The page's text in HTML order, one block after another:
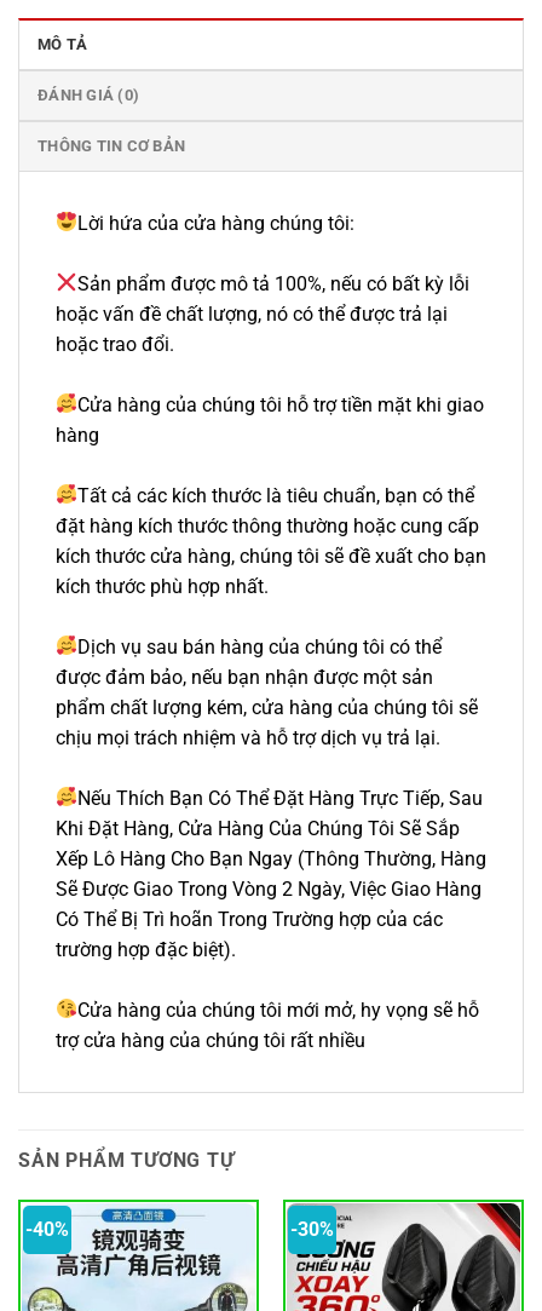
MÔ TẢ
ĐÁNH GIÁ (0)
THÔNG TIN CƠ BẢN
Lời hứa của cửa hàng chúng tôi:
Sản phẩm được mô tả 100%, nếu có bất kỳ lỗi
hoặc vấn đề chất lượng, nó có thể được trả lại
hoặc trao đổi.
Cửa hàng của chúng tôi hỗ trợ tiền mặt khi giao
hàng
Tất cả các kích thước là tiêu chuẩn, bạn có thể
đặt hàng kích thước thông thường hoặc cung cấp
kích thước cửa hàng, chúng tôi sẽ đề xuất cho bạn
kích thước phù hợp nhất.
Dịch vụ sau bán hàng của chúng tôi có thể
được đảm bảo, nếu bạn nhận được một sản
phẩm chất lượng kém, cửa hàng của chúng tôi sẽ
chịu mọi trách nhiệm và hỗ trợ dịch vụ trả lại.
Nếu Thích Bạn Có Thể Đặt Hàng Trực Tiếp, Sau
Khi Đặt Hàng, Cửa Hàng Của Chúng Tôi Sẽ Sắp
Xếp Lô Hàng Cho Bạn Ngay (Thông Thường, Hàng
Sẽ Được Giao Trong Vòng 2 Ngày, Việc Giao Hàng
Có Thể Bị Trì hoãn Trong Trường hợp của các
trường hợp đặc biệt).
Cửa hàng của chúng tôi mới mở, hy vọng sẽ hỗ
trợ cửa hàng của chúng tôi rất nhiều
SẢN PHẨM TƯƠNG TỰ
-40% -30%